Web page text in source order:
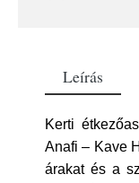
Leírás
Kerti
Anafi – Kave
árakat és a